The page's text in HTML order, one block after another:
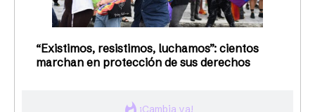
¡Cambia ya!
“Existimos, resistimos, luchamos”: cientos
marchan en protección de sus derechos